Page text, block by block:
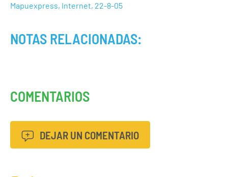
Mapuexpress, Internet, 22-8-05
NOTAS RELACIONADAS:
COMENTARIOS
DEJAR UN COMENTARIO